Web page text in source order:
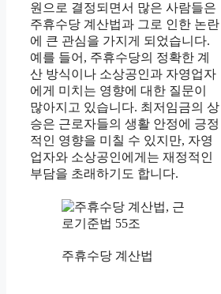
원으로 결정되면서 많은 사람들은
주휴수당 계산법과 그로 인한 논란
에 큰 관심을 가지게 되었습니다.
예를 들어, 주휴수당의 정확한 계
산 방식이나 소상공인과 자영업자
에게 미치는 영향에 대한 질문이
많아지고 있습니다. 최저임금의 상
승은 근로자들의 생활 안정에 긍정
적인 영향을 미칠 수 있지만, 자영
업자와 소상공인에게는 재정적인
부담을 초래하기도 합니다.
주휴수당 계산법